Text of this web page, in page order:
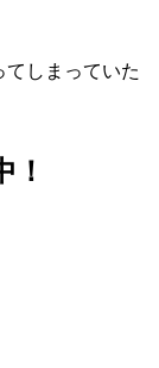
しまっていた
！